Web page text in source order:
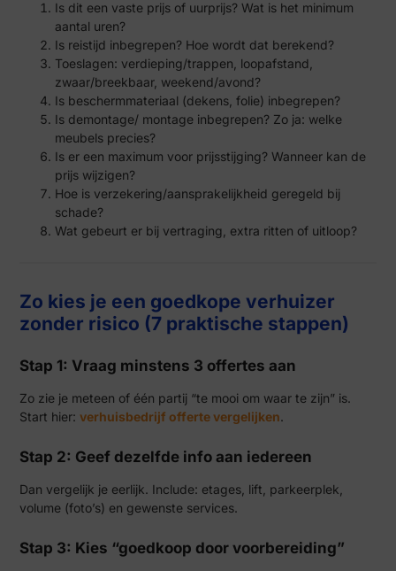
Is dit een vaste prijs of uurprijs? Wat is het minimum
aantal uren?
Is reistijd inbegrepen? Hoe wordt dat berekend?
Toeslagen: verdieping/trappen, loopafstand,
zwaar/breekbaar, weekend/avond?
Is beschermmateriaal (dekens, folie) inbegrepen?
Is demontage/ montage inbegrepen? Zo ja: welke
meubels precies?
Is er een maximum voor prijsstijging? Wanneer kan de
prijs wijzigen?
Hoe is verzekering/aansprakelijkheid geregeld bij
schade?
Wat gebeurt er bij vertraging, extra ritten of uitloop?
Zo kies je een goedkope verhuizer
zonder risico (7 praktische stappen)
Stap 1: Vraag minstens 3 offertes aan
Zo zie je meteen of één partij “te mooi om waar te zijn” is.
Start hier:verhuisbedrijf offerte vergelijken.
Stap 2: Geef dezelfde info aan iedereen
Dan vergelijk je eerlijk. Include: etages, lift, parkeerplek,
volume (foto’s) en gewenste services.
Stap 3: Kies “goedkoop door voorbereiding”